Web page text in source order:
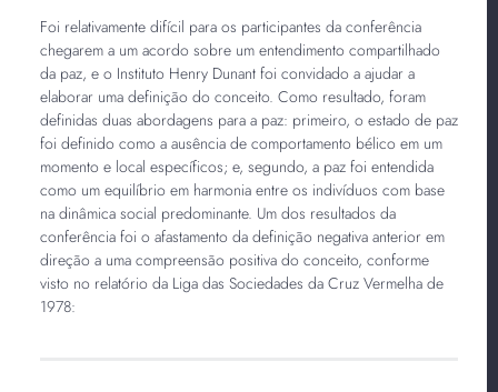
Foi relativamente difícil para os participantes da conferência
chegarem a um acordo sobre um entendimento compartilhado
da paz, e o Instituto Henry Dunant foi convidado a ajudar a
elaborar uma definição do conceito. Como resultado, foram
definidas duas abordagens para a paz: primeiro, o estado de paz
foi definido como a ausência de comportamento bélico em um
momento e local específicos; e, segundo, a paz foi entendida
como um equilíbrio em harmonia entre os indivíduos com base
na dinâmica social predominante. Um dos resultados da
conferência foi o afastamento da definição negativa anterior em
direção a uma compreensão positiva do conceito, conforme
visto no relatório da Liga das Sociedades da Cruz Vermelha de
1978: